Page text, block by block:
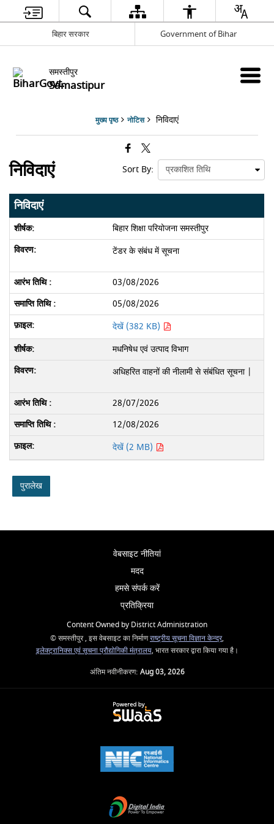
बिहार सरकार Government of Bihar
समस्तीपुर
Samastipur
मुख्य पृष्ठ नोटिस निविदाएं
निविदाएं Sort By:
निविदाएं
बिहार शिक्षा परियोजना समस्तीपुर
टेंडर के संबंध में सूचना
03/08/2026
05/08/2026
देखें (382 KB)
मधनिषेध एवं उत्पाद विभाग
अधिहरित वाहनों की नीलामी से संबंधित सूचना |
28/07/2026
12/08/2026
देखें (2 MB)
पुरालेख
वेबसाइट नीतियां
मदद
हमसे संपर्क करें
प्रतिक्रिया
Content Owned by District Administration
© समस्तीपुर , इस वेबसाइट का निर्माणराष्ट्रीय सूचना विज्ञान केन्द्र,
इलेक्ट्रानिक्स एवं सूचना प्रौद्योगिकी मंत्रालय, भारत सरकार द्वारा किया गया है।
अंतिम नवीनीकरण: Aug 03, 2026